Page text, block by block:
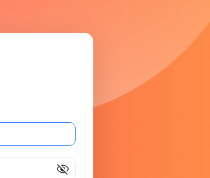
visibility_off